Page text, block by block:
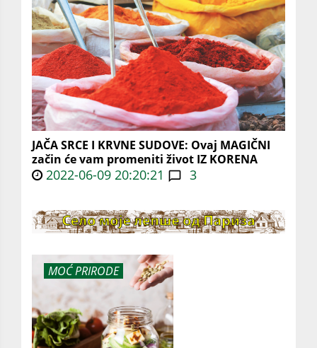
JAČA SRCE I KRVNE SUDOVE: Ovaj MAGIČNI
začin će vam promeniti život IZ KORENA
2022-06-09 20:20:21 3
MOĆ PRIRODE